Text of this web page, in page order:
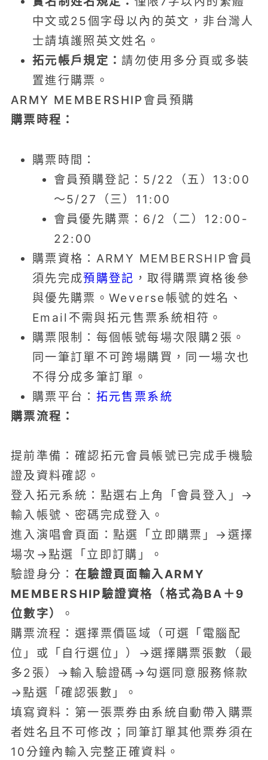
中文或25個字母以內的英文，非台灣人
士請填護照英文姓名。
拓元帳戶規定：請勿使用多分頁或多裝
置進行購票。
ARMY MEMBERSHIP會員預購
購票時程：
購票時間：
會員預購登記：5/22（五）13:00
～5/27（三）11:00
會員優先購票：6/2（二）12:00-
22:00
購票資格：ARMY MEMBERSHIP會員
須先完成預購登記 ，取得購票資格後參
與優先購票。Weverse帳號的姓名、
Email不需與拓元售票系統相符。
購票限制：每個帳號每場次限購2張。
同一筆訂單不可跨場購買，同一場次也
不得分成多筆訂單。
購票平台： 拓元售票系統
購票流程：
提前準備：確認拓元會員帳號已完成手機驗
證及資料確認。
登入拓元系統：點選右上角「會員登入」→
輸入帳號、密碼完成登入。
進入演唱會頁面：點選「立即購票」→選擇
場次→點選「立即訂購」。
驗證身分： 在驗證頁面輸入ARMY
MEMBERSHIP驗證資格（格式為BA＋9
位數字）
。
購票流程：選擇票價區域（可選「電腦配
位」或「自行選位」）→選擇購票張數（最
多2張）→輸入驗證碼→勾選同意服務條款
→點選「確認張數」。
填寫資料：第一張票券由系統自動帶入購票
者姓名且不可修改；同筆訂單其他票券須在
10分鐘內輸入完整正確資料。